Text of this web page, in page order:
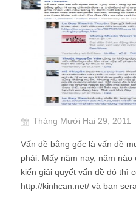
Tháng Mười Hai 29, 2011
Vấn đề bằng gốc là vấn đề
phải. Mấy năm nay, năm
kiến giải quyết vấn đề đó thì
http://kinhcan.net/ và bạn